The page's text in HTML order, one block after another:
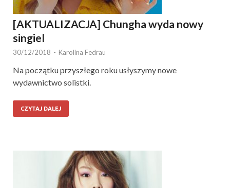
[AKTUALIZACJA] Chungha wyda nowy
singiel
30/12/2018 - Karolina Fedrau
Na początku przyszłego roku usłyszymy nowe
wydawnictwo solistki.
CZYTAJ DALEJ